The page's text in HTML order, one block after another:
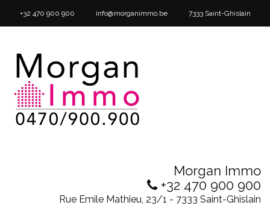
+32 470 900 900 info@morganimmo.be 7333 Saint-Ghislain
Morgan Immo
+32 470 900 900
Rue Emile Mathieu, 23/1 - 7333 Saint-Ghislain